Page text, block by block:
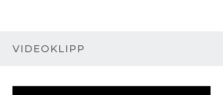
VIDEOKLIPP